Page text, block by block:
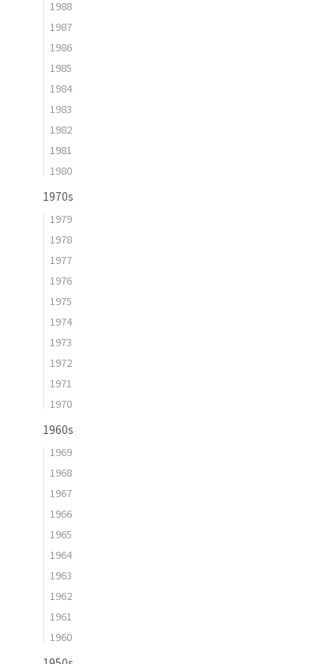
1988
1987
1986
1985
1984
1983
1982
1981
1980
1970s
1979
1978
1977
1976
1975
1974
1973
1972
1971
1970
1960s
1969
1968
1967
1966
1965
1964
1963
1962
1961
1960